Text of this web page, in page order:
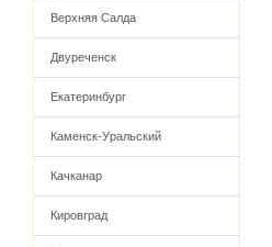
Верхняя Салда
Двуреченск
Екатеринбург
Каменск-Уральский
Качканар
Кировград